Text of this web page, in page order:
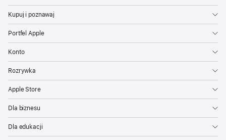
Kupuj i poznawaj
Portfel Apple
Konto
Rozrywka
Apple Store
Dla biznesu
Dla edukacji